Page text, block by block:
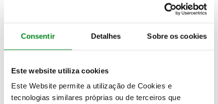
Consentir Detalhes Sobre os cookies
Este website utiliza cookies
Este Website permite a utilização de Cookies e
tecnologias similares próprias ou de terceiros que
Ciente e consciente da sua massa associativa e do
papel que representa na sociedade civil, o
Automóvel Club de Portugal lança assim o ACP
combater a solidão.
Sentido de comunidade precisa-se